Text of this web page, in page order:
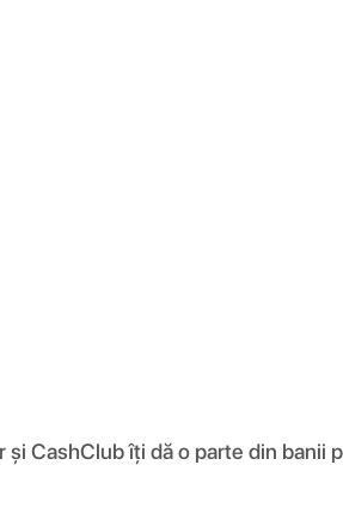
CashClub îți dă o parte din banii